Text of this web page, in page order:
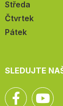
Středa
Čtvrtek
Pátek
SLEDUJTE